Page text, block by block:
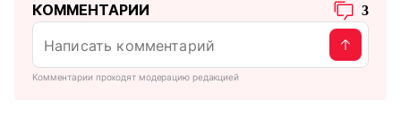
КОММЕНТАРИИ 3
Комментарии проходят модерацию редакцией